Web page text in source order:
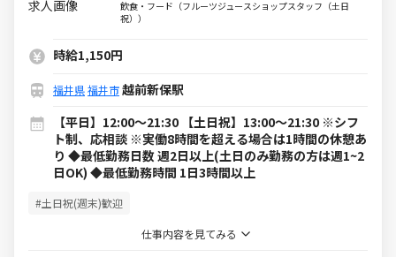
飲食・フード（フルーツジュースショップスタッフ（土日
祝））
時給1,150円
福井県福井市越前新保駅
【平日】12:00～21:30 【土日祝】13:00～21:30 ※シフ
ト制、応相談 ※実働8時間を超える場合は1時間の休憩あ
り ◆最低勤務日数 週2日以上(土日のみ勤務の方は週1~2
日OK) ◆最低勤務時間 1日3時間以上
#土日祝(週末)歓迎
仕事内容を見てみる